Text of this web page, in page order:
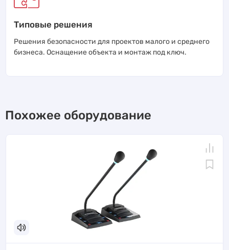
Типовые решения
Решения безопасности для проектов малого и среднего
бизнеса. Оснащение объекта и монтаж под ключ.
Похожее оборудование